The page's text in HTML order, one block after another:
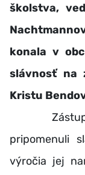
školstva,
konala v
slávnosť na
Kristu
pripomenuli
výročia jej